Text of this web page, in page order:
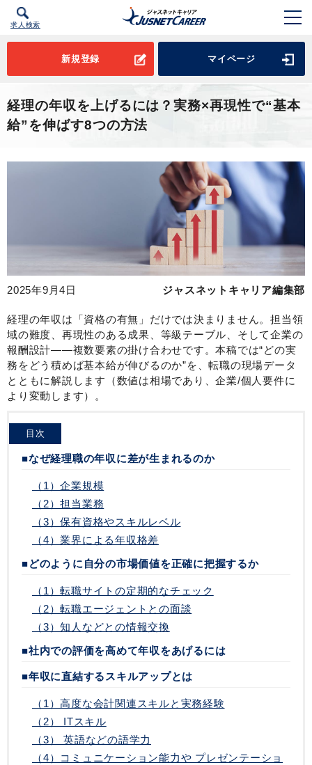
求人検索
新規登録 マイページ
経理の年収を上げるには？実務×再現性で“基本
給”を伸ばす8つの方法
2025年9月4日 ジャスネットキャリア編集部
経理の年収は「資格の有無」だけでは決まりません。担当領
域の難度、再現性のある成果、等級テーブル、そして企業の
報酬設計——複数要素の掛け合わせです。本稿では“どの実
務をどう積めば基本給が伸びるのか”を、転職の現場データ
とともに解説します（数値は相場であり、企業/個人要件に
より変動します）。
目次
■なぜ経理職の年収に差が生まれるのか
（1）企業規模
（2）担当業務
（3）保有資格やスキルレベル
（4）業界による年収格差
■どのように自分の市場価値を正確に把握するか
（1）転職サイトの定期的なチェック
（2）転職エージェントとの面談
（3）知人などとの情報交換
■社内での評価を高めて年収をあげるには
■年収に直結するスキルアップとは
（1）高度な会計関連スキルと実務経験
（2） ITスキル
（3） 英語などの語学力
（4）コミュニケーション能力や プレゼンテーショ